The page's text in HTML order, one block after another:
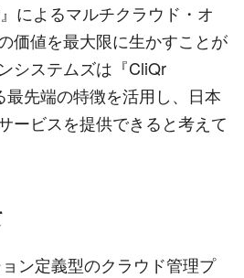
によるマルチクラウド・オ
価値を最大限に生かすことが
システムズは『CliQr
先端の特徴を活用し、日本
ービスを提供できると考えて
ン定義型のクラウド管理プ